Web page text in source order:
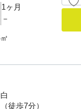
1ヶ月
－
徒歩7分）